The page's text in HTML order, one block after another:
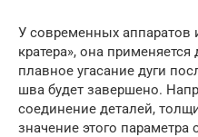
У современных аппаратов
кратера», она
плавное угасание дуги
шва будет завершено.
соединение деталей,
значение этого параметра